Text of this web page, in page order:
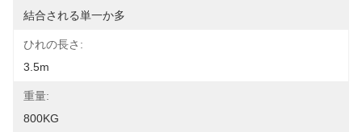
結合される単一か多
ひれの長さ:
3.5m
重量:
800KG